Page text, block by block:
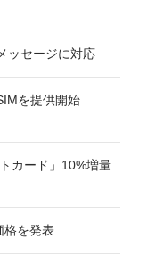
ッセージに対応
を提供開始
カード」10%増量
格を発表